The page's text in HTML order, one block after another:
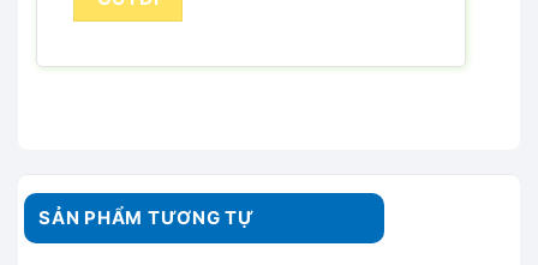
SẢN PHẨM TƯƠNG TỰ